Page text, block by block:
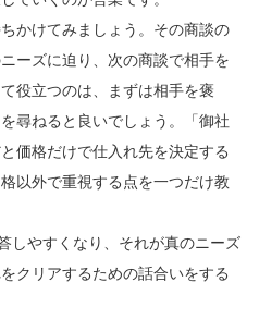
かけてみましょう。その商談の
ーズに迫り、次の商談で相手を
役立つのは、まずは相手を褒
尋ねると良いでしょう。「御社
価格だけで仕入れ先を決定する
以外で重視する点を一つだけ教
しやすくなり、それが真のニーズ
クリアするための話合いをする